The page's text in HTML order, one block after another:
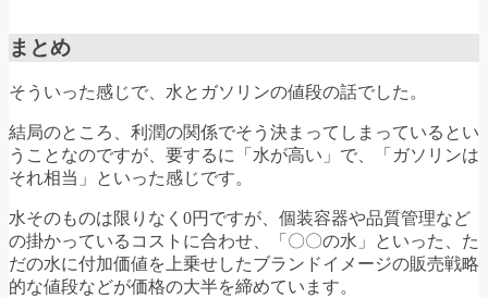
まとめ
そういった感じで、水とガソリンの値段の話でした。
結局のところ、利潤の関係でそう決まってしまっているとい
うことなのですが、要するに「水が高い」で、「ガソリンは
それ相当」といった感じです。
水そのものは限りなく0円ですが、個装容器や品質管理など
の掛かっているコストに合わせ、「〇〇の水」といった、た
だの水に付加価値を上乗せしたブランドイメージの販売戦略
的な値段などが価格の大半を締めています。